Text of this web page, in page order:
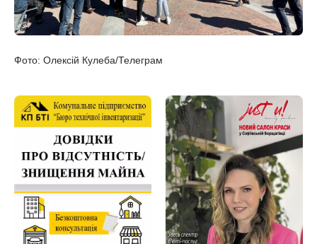
Фото: Олексій Кулеба/Телеграм